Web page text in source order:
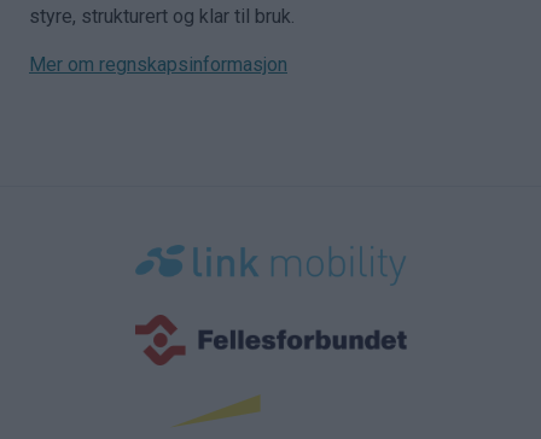
styre, strukturert og klar til bruk.
Mer om regnskapsinformasjon